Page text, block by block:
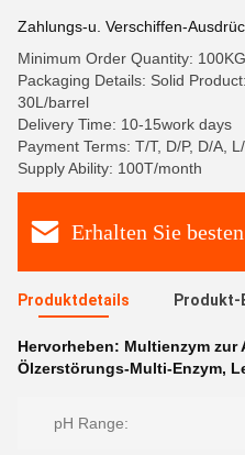
Zahlungs-u. Verschiffen-
Minimum Order Quantity: 100KG
Packaging Details: Solid
30L/barrel
Delivery Time: 10-15work days
Payment Terms: T/T, D/P, D/A,
Supply Ability: 100T/month
Erhalten Sie
Produktdetails Produkt-
Hervorheben: Multienzym zur
Ölzerstörungs-Multi-Enzym,
pH Range: